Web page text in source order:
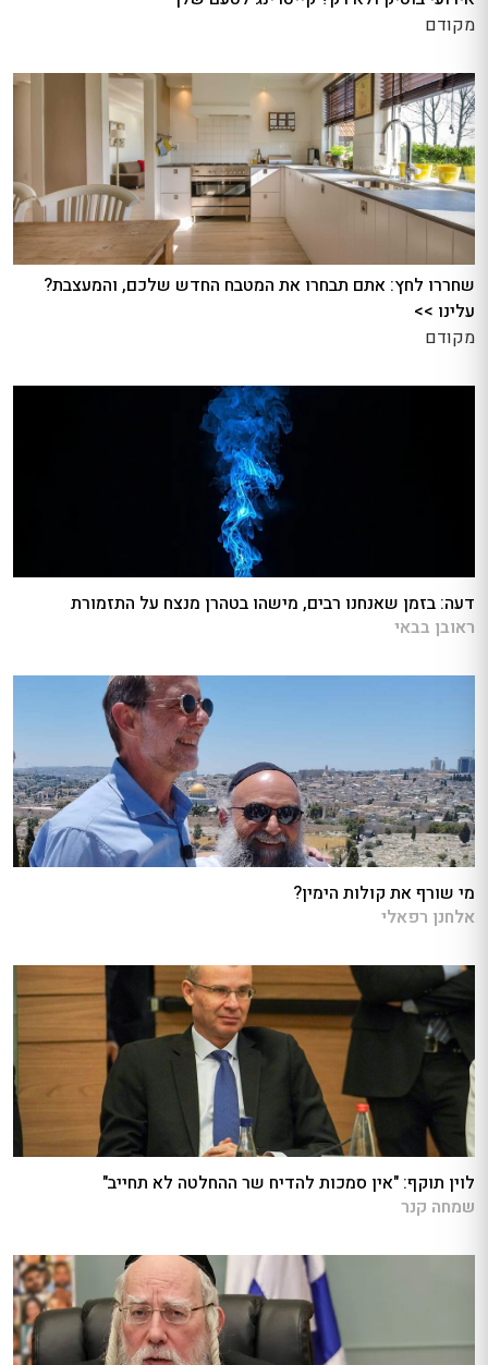
מקודם
שחררו לחץ: אתם תבחרו את המטבח החדש שלכם, והמעצבת?
עלינו >>
מקודם
דעה: בזמן שאנחנו רבים, מישהו בטהרן מנצח על התזמורת
ראובן בבאי
מי שורף את קולות הימין?
אלחנן רפאלי
לוין תוקף: "אין סמכות להדיח שר ההחלטה לא תחייב"
שמחה קנר